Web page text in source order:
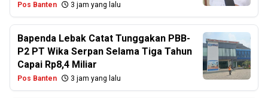
Pos Banten 3 jam yang lalu
Bapenda Lebak Catat Tunggakan PBB-
P2 PT Wika Serpan Selama Tiga Tahun
Capai Rp8,4 Miliar
Pos Banten 3 jam yang lalu